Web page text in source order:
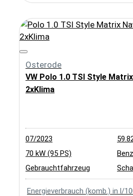
Osterode
VW Polo 1.0 TSI Style
2xKlima
07/2023
70 kW (95 PS)
Gebrauchtfahrzeug
Energieverbrauch (komb.) in l/